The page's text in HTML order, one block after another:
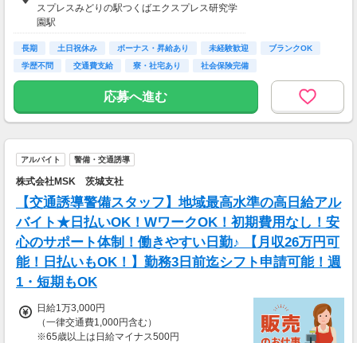
▽月給額に下記の一律手当含む
■エリア職種手当／1万2,000円～3万円
■稼働手当／1万円
▽その他手当
■残業手当(超過分)
■引越手当／3万円（支給条件あり）
■資格手当（20種類の資格に対して支給）※最
＜年収例＞
年収520万円／28歳／入社3年目
年収600万円／32歳／入社5年目
年収790万円／36歳／入社9年目
スプレスみどりの駅つくばエクスプレス研究学
園駅
長期 土日祝休み ボーナス・昇給あり 未経験歓迎
ブランクOK
学歴不問
交通費支給 寮・社宅あり 社会保険完備
応募へ進む
アルバイト 警備・交通誘導
株式会社MSK 茨城支社
【交通誘導警備スタッフ】地域最高水準の高日給アル
バイト★日払いOK！WワークOK！初期費用なし！安
心のサポート体制！働きやすい日勤♪ 【月収26万円可
能！日払いもOK！】勤務3日前迄シフト申請可能！週
1・短期もOK
日給1万3,000円
（一律交通費1,000円含む）
※65歳以上は日給マイナス500円